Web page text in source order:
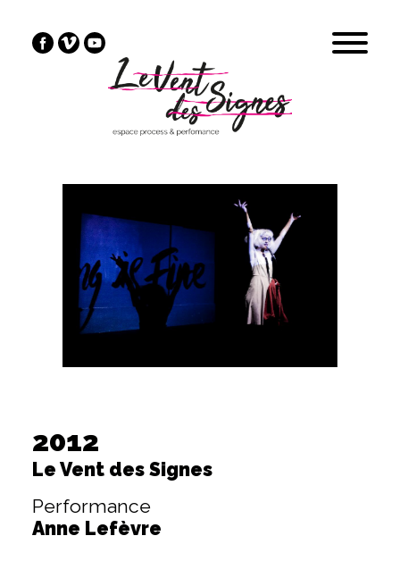
2012
Le Vent des Signes
Performance
Anne Lefèvre